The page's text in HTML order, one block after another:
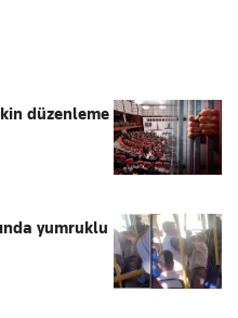
düzenleme
yumruklu